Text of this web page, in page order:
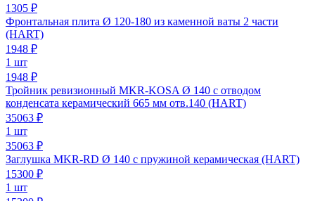
1305 ₽
Фронтальная плита Ø 120-180 из каменной ваты 2 части
(HART)
1948 ₽
1 шт
1948 ₽
Тройник ревизионный MKR-KOSA Ø 140 с отводом
конденсата керамический 665 мм отв.140 (HART)
35063 ₽
1 шт
35063 ₽
Заглушка MKR-RD Ø 140 с пружиной керамическая (HART)
15300 ₽
1 шт